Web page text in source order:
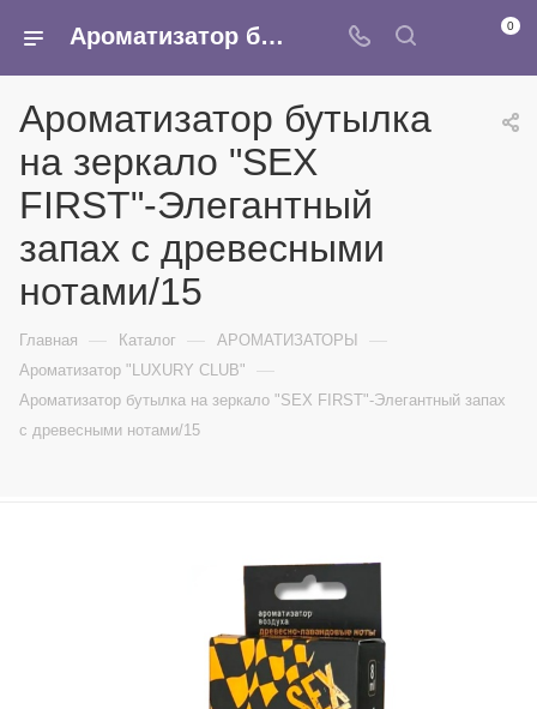
Ароматизатор бутылка на зеркало "SEX FIRST"-Элегантный запах с древесными нотами/15 - купить в интернет-магазине Армина 0
Ароматизатор бутылка
на зеркало "SEX
FIRST"-Элегантный
запах с древесными
нотами/15
Главная — Каталог — АРОМАТИЗАТОРЫ —
Ароматизатор "LUXURY CLUB" —
Ароматизатор бутылка на зеркало "SEX FIRST"-Элегантный запах
с древесными нотами/15